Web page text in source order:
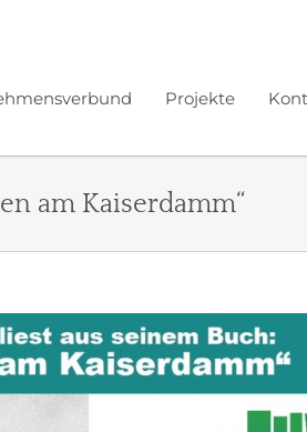
Projekte
am Kaiserdamm“